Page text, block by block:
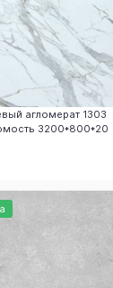
агломерат 1303
3200*800*20
Заказать